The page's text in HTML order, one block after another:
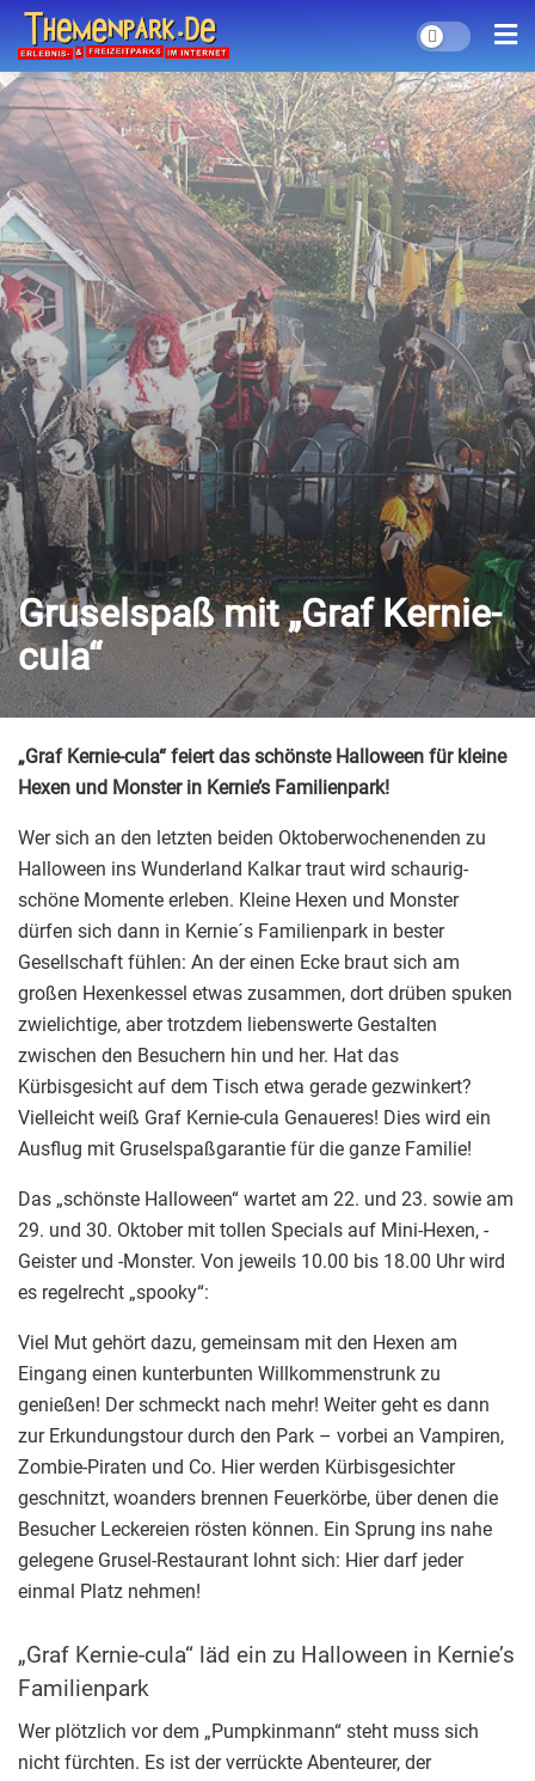
Gruselspaß mit „Graf Kernie-
cula“
„Graf Kernie-cula“ feiert das schönste Halloween für kleine
Hexen und Monster in Kernie’s Familienpark!
Wer sich an den letzten beiden Oktoberwochenenden zu
Halloween ins Wunderland Kalkar traut wird schaurig-
schöne Momente erleben. Kleine Hexen und Monster
dürfen sich dann in Kernie´s Familienpark in bester
Gesellschaft fühlen: An der einen Ecke braut sich am
großen Hexenkessel etwas zusammen, dort drüben spuken
zwielichtige, aber trotzdem liebenswerte Gestalten
zwischen den Besuchern hin und her. Hat das
Kürbisgesicht auf dem Tisch etwa gerade gezwinkert?
Vielleicht weiß Graf Kernie-cula Genaueres! Dies wird ein
Ausflug mit Gruselspaßgarantie für die ganze Familie!
Das „schönste Halloween“ wartet am 22. und 23. sowie am
29. und 30. Oktober mit tollen Specials auf Mini-Hexen, -
Geister und -Monster. Von jeweils 10.00 bis 18.00 Uhr wird
es regelrecht „spooky“:
Viel Mut gehört dazu, gemeinsam mit den Hexen am
Eingang einen kunterbunten Willkommenstrunk zu
genießen! Der schmeckt nach mehr! Weiter geht es dann
zur Erkundungstour durch den Park – vorbei an Vampiren,
Zombie-Piraten und Co. Hier werden Kürbisgesichter
geschnitzt, woanders brennen Feuerkörbe, über denen die
Besucher Leckereien rösten können. Ein Sprung ins nahe
gelegene Grusel-Restaurant lohnt sich: Hier darf jeder
einmal Platz nehmen!
„Graf Kernie-cula“ läd ein zu Halloween in Kernie’s
Familienpark
Wer plötzlich vor dem „Pumpkinmann“ steht muss sich
nicht fürchten. Es ist der verrückte Abenteurer, der